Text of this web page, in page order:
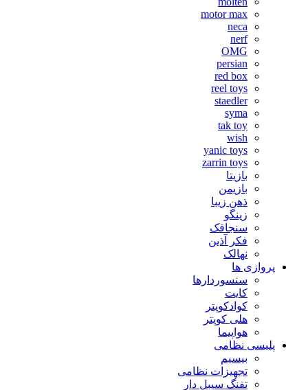
motor max
neca
nerf
OMG
persian
red box
reel toys
staedler
syma
tak toy
wish
yanic toys
zarrin toys
بازیتا
بازیمن
ذهن زیبا
زینگو
سنجاقک
فکر آذین
نهالک
پروازی ها
سنسوردارها
کایت
کوادکوپتر
هلی کوپتر
هواپیما
پلیسی نظامی
بیسیم
تجهیزات نظامی
تفنگ سیبل دار